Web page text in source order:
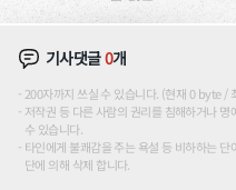
기사댓글0개
200자까지 쓰실 수 있습니다. (현재 0 byte /
저작권 등 다른 사람의 권리를 침해하거나
수 있습니다.
타인에게 불쾌감을 주는 욕설 등 비하하는
단에 의해 삭제 합니다.